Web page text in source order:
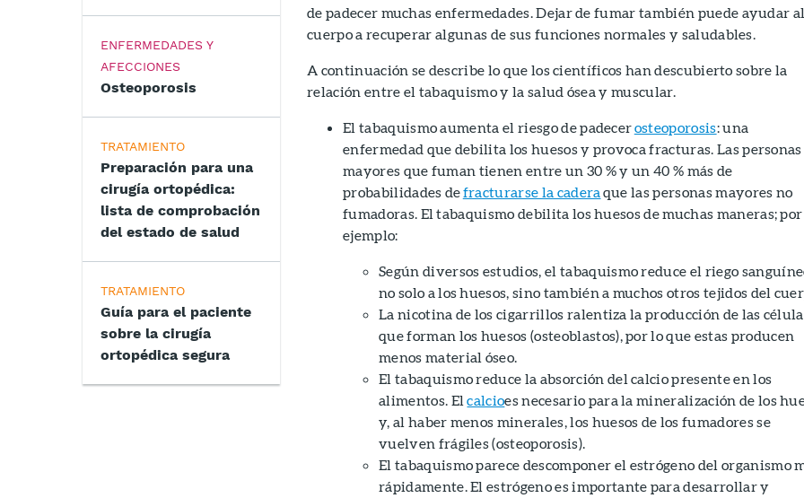
ENFERMEDADES Y
AFECCIONES
Osteoporosis
TRATAMIENTO
Preparación para una
cirugía ortopédica:
lista de comprobación
del estado de salud
TRATAMIENTO
Guía para el paciente
sobre la cirugía
ortopédica segura
de padecer muchas enfermedades. Dejar de fumar también puede ayudar al
cuerpo a recuperar algunas de sus funciones normales y saludables.
A continuación se describe lo que los científicos han descubierto sobre la
relación entre el tabaquismo y la salud ósea y muscular.
El tabaquismo aumenta el riesgo de padecerosteoporosis: una
enfermedad que debilita los huesos y provoca fracturas. Las personas
mayores que fuman tienen entre un 30 % y un 40 % más de
probabilidades defracturarse la caderaque las personas mayores no
fumadoras. El tabaquismo debilita los huesos de muchas maneras; por
ejemplo:
Según diversos estudios, el tabaquismo reduce el riego
no solo a los huesos, sino también a muchos otros tejidos del
La nicotina de los cigarrillos ralentiza la producción de las
que forman los huesos (osteoblastos), por lo que estas producen
menos material óseo.
El tabaquismo reduce la absorción del calcio presente en los
alimentos. Elcalcioes necesario para la mineralización de los
y, al haber menos minerales, los huesos de los fumadores se
vuelven frágiles (osteoporosis).
El tabaquismo parece descomponer el estrógeno del organismo
rápidamente. El estrógeno es importante para desarrollar y